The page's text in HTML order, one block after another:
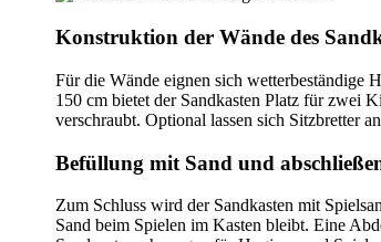
Konstruktion der Wände des
Für die Wände eignen sich
150 cm bietet der Sandkasten Platz für zwei
verschraubt. Optional lassen sich Sitzbretter
Befüllung mit Sand und
Zum Schluss wird der Sandkasten mit
Sand beim Spielen im Kasten bleibt. Eine